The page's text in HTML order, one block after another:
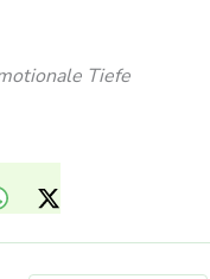
Tiefe